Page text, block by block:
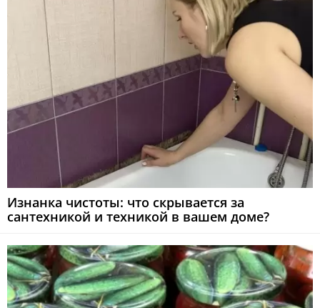
Изнанка чистоты: что скрывается за
сантехникой и техникой в вашем доме?